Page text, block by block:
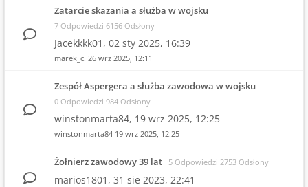
Zatarcie skazania a służba w wojsku
7 Odpowiedzi 6156 Odsłony
Jacekkkk01, 02 sty 2025, 16:39
marek_c. 26 wrz 2025, 12:11
Zespół Aspergera a służba zawodowa w wojsku
0 Odpowiedzi 984 Odsłony
winstonmarta84, 19 wrz 2025, 12:25
winstonmarta84 19 wrz 2025, 12:25
Żołnierz zawodowy 39 lat 5 Odpowiedzi 2753 Odsłony
marios1801, 31 sie 2023, 22:41